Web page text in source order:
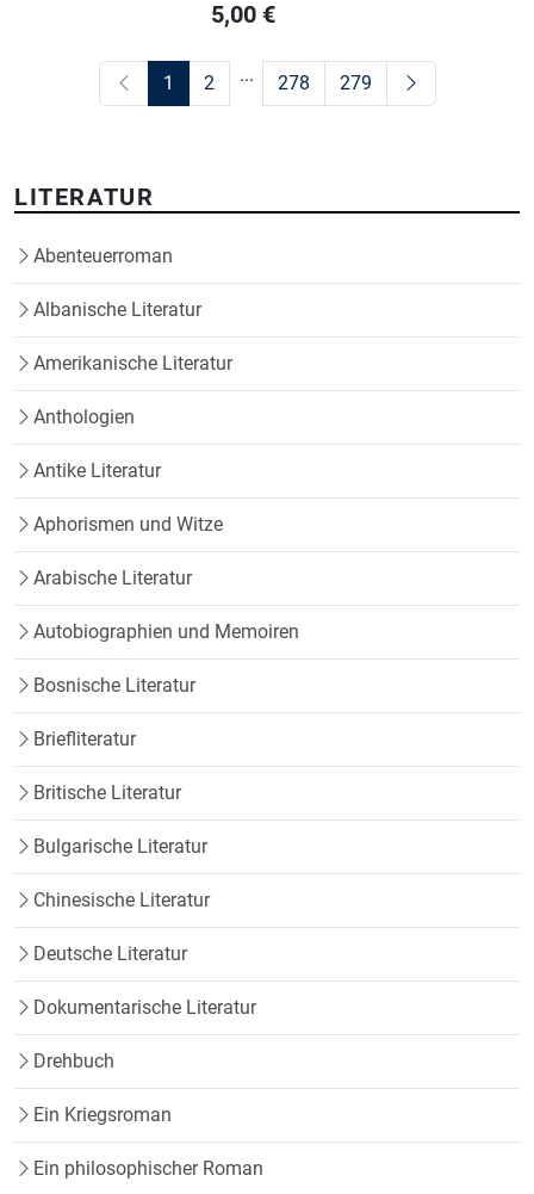
5,00 €
1 2 ... 278 279
LITERATUR
Abenteuerroman
Albanische Literatur
Amerikanische Literatur
Anthologien
Antike Literatur
Aphorismen und Witze
Arabische Literatur
Autobiographien und Memoiren
Bosnische Literatur
Briefliteratur
Britische Literatur
Bulgarische Literatur
Chinesische Literatur
Deutsche Literatur
Dokumentarische Literatur
Drehbuch
Ein Kriegsroman
Ein philosophischer Roman